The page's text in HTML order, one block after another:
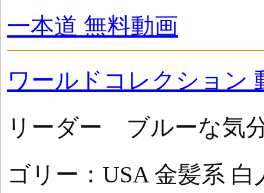
一本道 無料動画
ワールドコレクション
リーダー ブルーな気
ゴリー：USA 金髪系